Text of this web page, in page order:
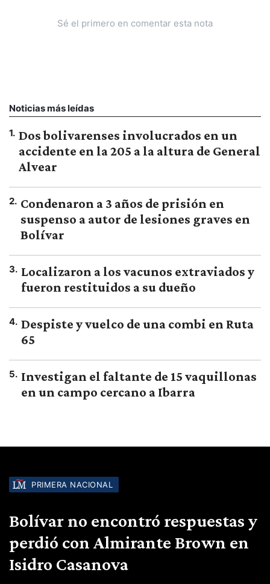
Sé el primero en comentar esta nota
Noticias más leídas
1. Dos bolivarenses involucrados en un
accidente en la 205 a la altura de General
Alvear
2. Condenaron a 3 años de prisión en
suspenso a autor de lesiones graves en
Bolívar
3. Localizaron a los vacunos extraviados y
fueron restituidos a su dueño
4. Despiste y vuelco de una combi en Ruta
65
5. Investigan el faltante de 15 vaquillonas
en un campo cercano a Ibarra
PRIMERA NACIONAL
Bolívar no encontró respuestas y
perdió con Almirante Brown en
Isidro Casanova